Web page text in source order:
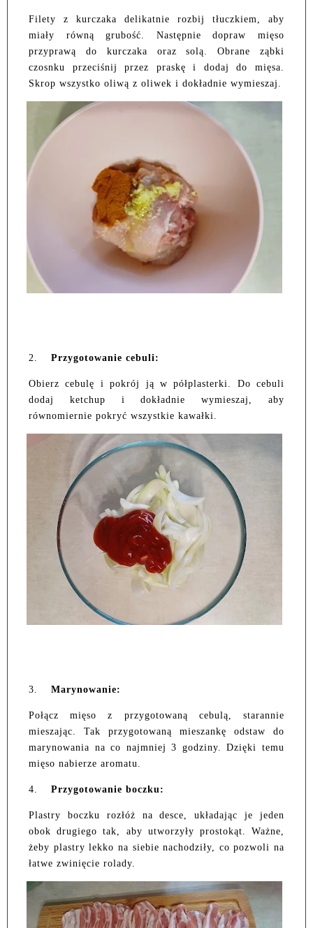
Filety z kurczaka delikatnie rozbij tłuczkiem, aby
miały równą grubość. Następnie dopraw mięso
przyprawą do kurczaka oraz solą. Obrane ząbki
czosnku przeciśnij przez praskę i dodaj do mięsa.
Skrop wszystko oliwą z oliwek i dokładnie wymieszaj.
2. Przygotowanie cebuli:
Obierz cebulę i pokrój ją w półplasterki. Do cebuli
dodaj ketchup i dokładnie wymieszaj, aby
równomiernie pokryć wszystkie kawałki.
3. Marynowanie:
Połącz mięso z przygotowaną cebulą, starannie
mieszając. Tak przygotowaną mieszankę odstaw do
marynowania na co najmniej 3 godziny. Dzięki temu
mięso nabierze aromatu.
4. Przygotowanie boczku:
Plastry boczku rozłóż na desce, układając je jeden
obok drugiego tak, aby utworzyły prostokąt. Ważne,
żeby plastry lekko na siebie nachodziły, co pozwoli na
łatwe zwinięcie rolady.